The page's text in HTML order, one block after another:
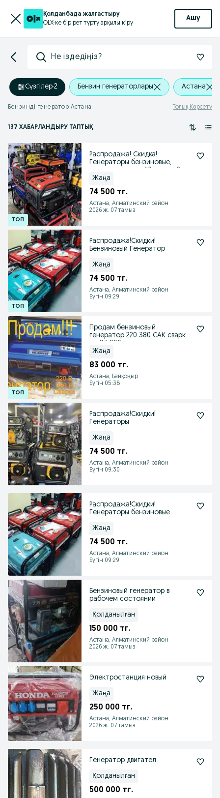
Қолданбада жалғастыру
OLX-ке бір рет түрту арқылы кіру
Ашу
Не іздедіңіз?
Сүзгілер·2 Бензин генераторлары Астана
Бензинді генератор Астана Толық Көрсету
137 ХАБАРЛАНДЫРУ ТАПТЫҚ
Распродажа! Скидка!
Генераторы бензиновые,
Жаңа
74 500 тг.
Астана, Алматинский район
2026 ж. 07 тамыз
Распродажа!Скидки!
Бензиновый Генератор
Жаңа
74 500 тг.
Астана, Алматинский район
Бүгін 09:29
Продам бензиновый
генератор 220 380 САК сварка
Жаңа
83 000 тг.
Астана, Байқоңыр
Бүгін 05:38
Распродажа!Скидки!
Генераторы
Жаңа
74 500 тг.
Астана, Алматинский район
Бүгін 09:30
Распродажа!Скидки!
Генераторы бензиновые
Жаңа
74 500 тг.
Астана, Алматинский район
Бүгін 09:29
Бензиновый генератор в
рабочем состоянии
Қолданылған
150 000 тг.
Астана, Алматинский район
2026 ж. 07 тамыз
Электростанция новый
Жаңа
250 000 тг.
Астана, Алматинский район
2026 ж. 07 тамыз
Генератор двигател
Қолданылған
500 000 тг.